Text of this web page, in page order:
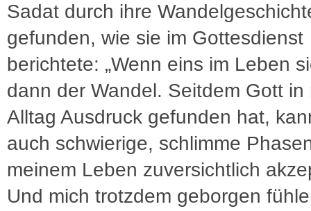
Sadat durch ihre
gefunden, wie sie im Gottesdienst
berichtete: „Wenn eins im Leben
dann der Wandel. Seitdem Gott in
Alltag Ausdruck gefunden hat,
auch schwierige, schlimme
meinem Leben zuversichtlich
Und mich trotzdem geborgen